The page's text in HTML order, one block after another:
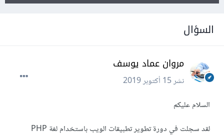
السؤال
مروان عماد يوسف
نشر15 أكتوبر 2019
السلام عليكم
لقد سجلت في دورة تطوير تطبيقات الويب باستخدام لغة PHP